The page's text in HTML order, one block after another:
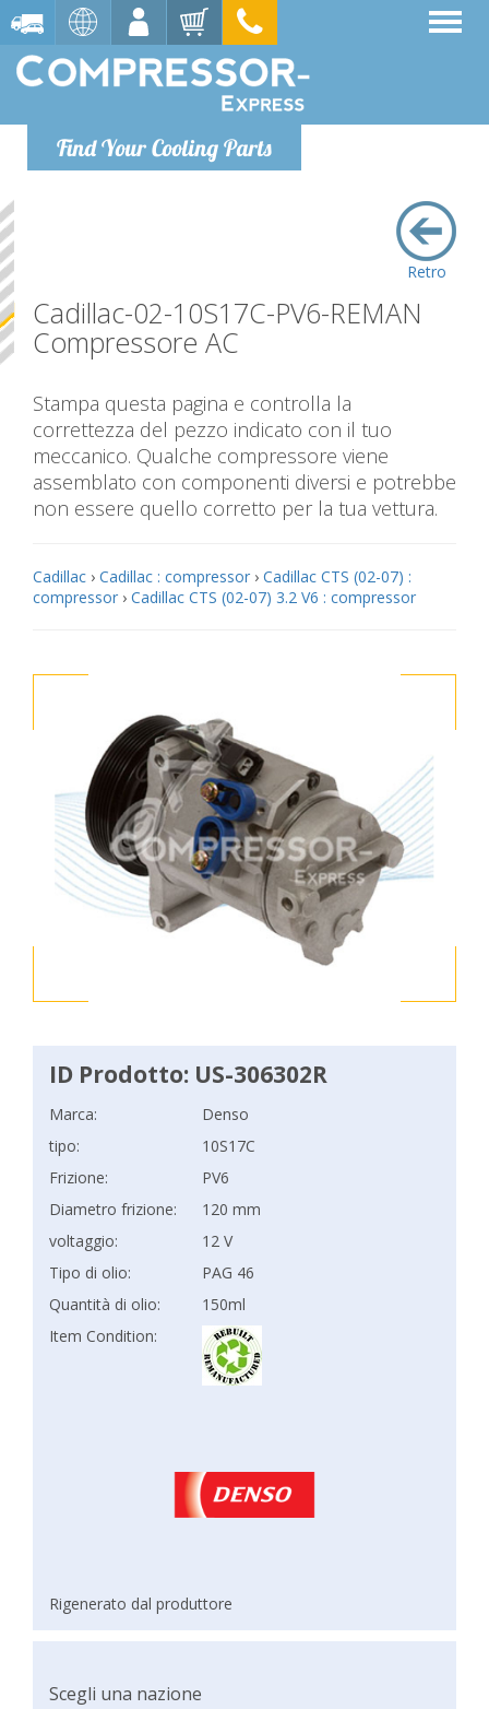
Find Your Cooling Parts
Retro
Cadillac-02-10S17C-PV6-REMAN
Compressore AC
Stampa questa pagina e controlla la
correttezza del pezzo indicato con il tuo
meccanico. Qualche compressore viene
assemblato con componenti diversi e potrebbe
non essere quello corretto per la tua vettura.
Cadillac › Cadillac : compressor › Cadillac CTS (02-07) :
compressor › Cadillac CTS (02-07) 3.2 V6 : compressor
ID Prodotto: US-306302R
Marca:
Denso
tipo:
10S17C
Frizione:
PV6
Diametro frizione:
120 mm
voltaggio:
12 V
Tipo di olio:
PAG 46
Quantità di olio:
150ml
Item Condition:
Rigenerato dal produttore
Scegli una nazione